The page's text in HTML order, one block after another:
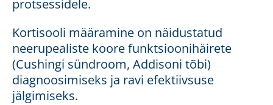
protsessidele.
Kortisooli määramine on näidustatud
neerupealiste koore funktsioonihäirete
(Cushingi sündroom, Addisoni tõbi)
diagnoosimiseks ja ravi efektiivsuse
jälgimiseks.